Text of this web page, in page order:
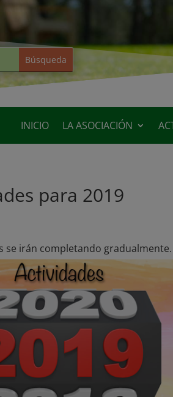
INICIO LA ASOCIACIÓN
para 2019
se irán completando gradualmente.